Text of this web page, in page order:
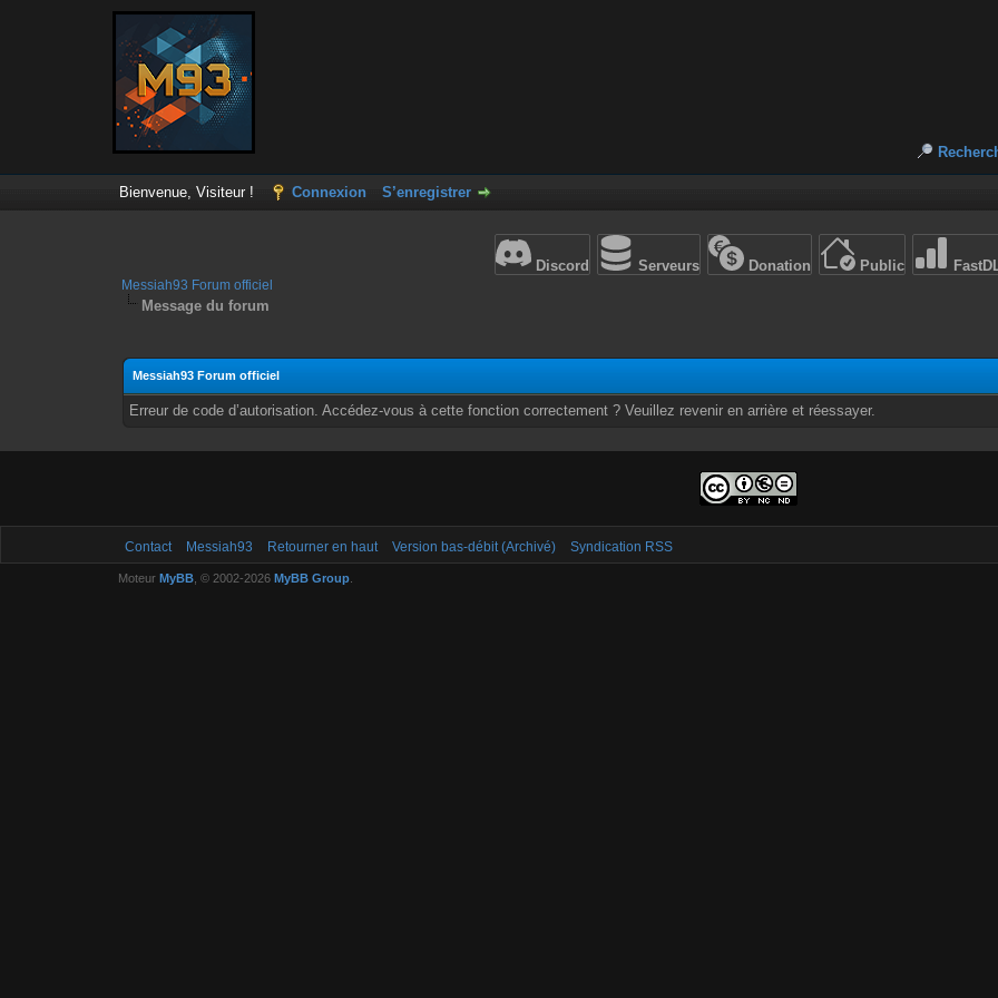
Bienvenue, Visiteur ! Connexion S’enregistrer
Discord Serveurs Donation Public
Messiah93 Forum officiel
Message du forum
Messiah93 Forum officiel
Erreur de code d’autorisation. Accédez-vous à cette fonction correctement ? Veuillez revenir en arrière et réessayer.
Contact Messiah93 Retourner en haut Version bas-débit (Archivé) Syndication RSS
Moteur MyBB, © 2002-2026 MyBB Group.